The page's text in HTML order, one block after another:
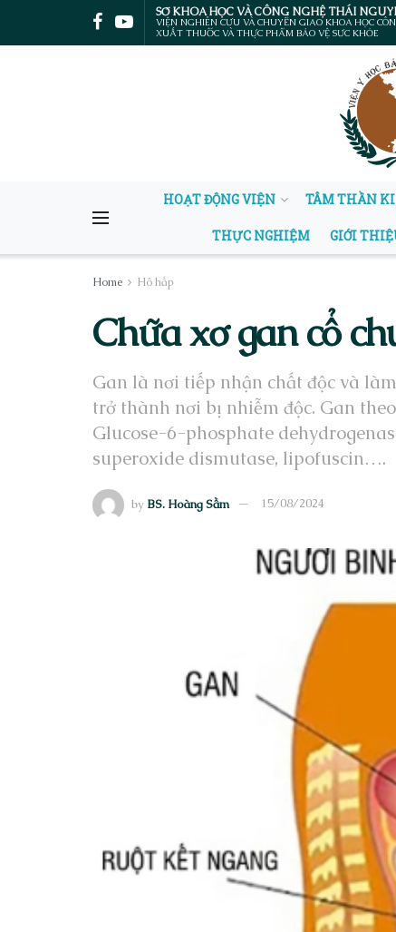
SỞ KHOA HỌC VÀ CÔNG NGHỆ THÁI
VIỆN NGHIÊN CỨU VÀ CHUYỂN GIAO KHOA HỌC
XUẤT THUỐC VÀ THỰC PHẨM BẢO VỆ SỨC KHỎE
HOẠT ĐỘNG VIỆN TÂM THẦN
THỰC NGHIỆM GIỚI
Home Hô hấp
Chữa xơ gan cổ
Gan là nơi tiếp nhận chất độc và
trở thành nơi bị nhiễm độc. Gan
Glucose-6-phosphate
superoxide dismutase, lipofuscin….
by BS. Hoàng Sầm 15/08/2024